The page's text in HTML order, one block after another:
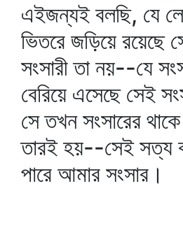
এইজন্যই বলছি, যে
ভিতরে জড়িয়ে
সংসারী তা নয়--যে
বেরিয়ে এসেছে সেই
সে তখন সংসারের
তারই হয়--সেই সত্য
পারে আমার সংসার।